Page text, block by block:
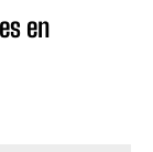
en